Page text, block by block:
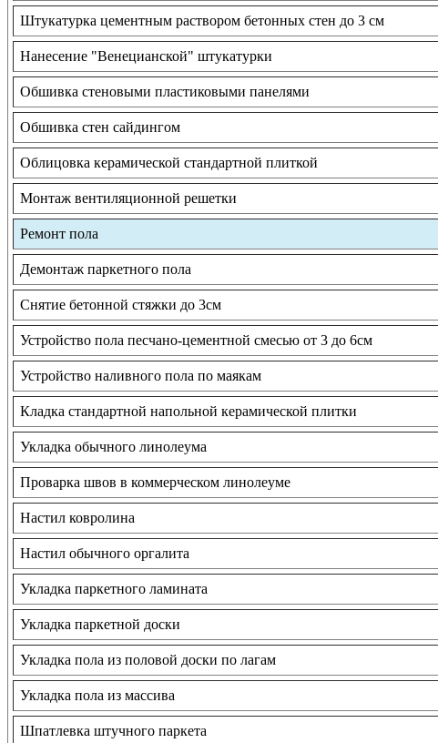
Штукатурка цементным раствором бетонных стен до 3 см
Нанесение "Венецианской" штукатурки
Обшивка стеновыми пластиковыми панелями
Обшивка стен сайдингом
Облицовка керамической стандартной плиткой
Монтаж вентиляционной решетки
Ремонт пола
Демонтаж паркетного пола
Снятие бетонной стяжки до 3см
Устройство пола песчано-цементной смесью от 3 до 6см
Устройство наливного пола по маякам
Кладка стандартной напольной керамической плитки
Укладка обычного линолеума
Проварка швов в коммерческом линолеуме
Настил ковролина
Настил обычного оргалита
Укладка паркетного ламината
Укладка паркетной доски
Укладка пола из половой доски по лагам
Укладка пола из массива
Шпатлевка штучного паркета